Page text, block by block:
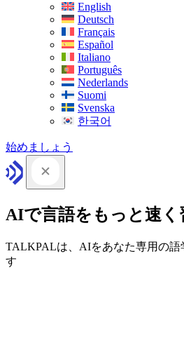
English
Deutsch
Français
Español
Italiano
Português
Nederlands
Suomi
Svenska
한국어
始めましょう
AIで言語をもっと速く
TALKPALは、AIをあなた専用の語
す